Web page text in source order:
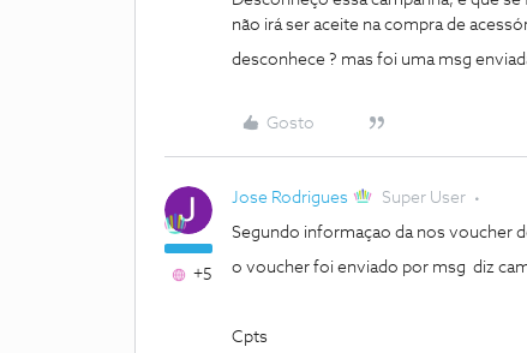
não irá ser aceite na compra de
desconhece ? mas foi uma msg
Gosto
+5
Jose Rodrigues Super User
Segundo informaçao da nos voucher
o voucher foi enviado por msg diz
Cpts